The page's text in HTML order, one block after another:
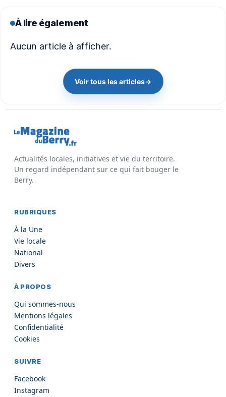
À lire également
Aucun article à afficher.
Voir tous les articles→
Actualités locales, initiatives et vie du territoire.
Un regard indépendant sur ce qui fait bouger le
Berry.
RUBRIQUES
À la Une
Vie locale
National
Divers
À PROPOS
Qui sommes-nous
Mentions légales
Confidentialité
Cookies
SUIVRE
Facebook
Instagram